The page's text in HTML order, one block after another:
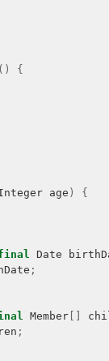
()
{
age )
{
Date
;
Member []
;